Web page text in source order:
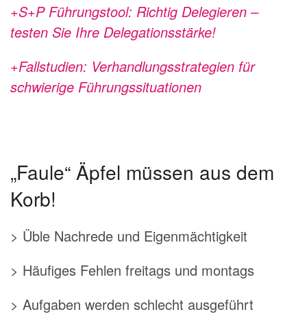
+S+P Führungstool: Richtig Delegieren –
testen Sie Ihre Delegationsstärke!
+Fallstudien: Verhandlungsstrategien für
schwierige Führungssituationen
„Faule“ Äpfel müssen aus dem
Korb!
> Üble Nachrede und Eigenmächtigkeit
> Häufiges Fehlen freitags und montags
> Aufgaben werden schlecht ausgeführt